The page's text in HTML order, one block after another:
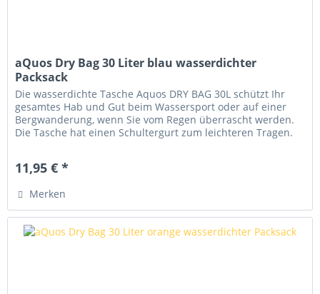
aQuos Dry Bag 30 Liter blau wasserdichter
Packsack
Die wasserdichte Tasche Aquos DRY BAG 30L schützt Ihr
gesamtes Hab und Gut beim Wassersport oder auf einer
Bergwanderung, wenn Sie vom Regen überrascht werden.
Die Tasche hat einen Schultergurt zum leichteren Tragen.
11,95 € *
Merken